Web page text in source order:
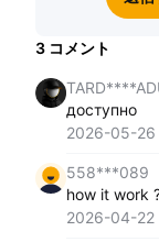
3 コメント
доступно
2026-05-26
558***089
how it work
2026-04-22